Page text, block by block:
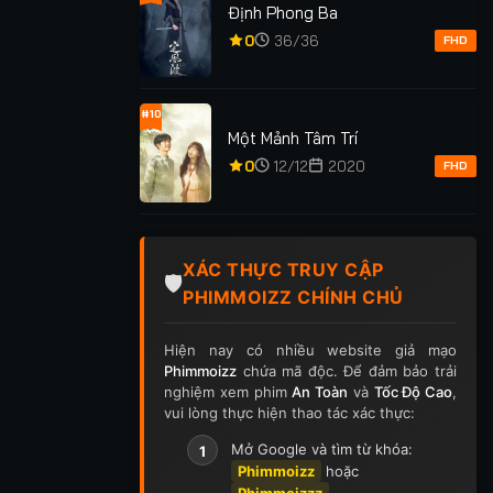
5.0 TẬP 24/24
THIẾU NIÊN CA
HÀNH: THIÊN HẠ VÔ
★5.0
STRANGER
Định Phong Ba
0 36/36 FHD
#10
Một Mảnh Tâm Trí
0 12/12 2020 FHD
🛡️
XÁC THỰC TRUY CẬP
PHIMMOIZZ CHÍNH CHỦ
Hiện nay có nhiều website giả mạo
Phimmoizz chứa mã độc. Để đảm bảo trải
nghiệm xem phimAn Toàn và Tốc Độ Cao,
vui lòng thực hiện thao tác xác thực:
1
Mở Google và tìm từ khóa:
Phimmoizz
hoặc